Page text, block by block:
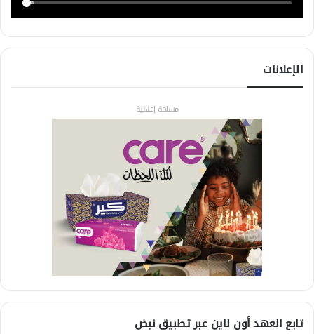
الإعلانات
مساحة إعلانية
تابع العهد أون لاين عبر تطبيق نبض